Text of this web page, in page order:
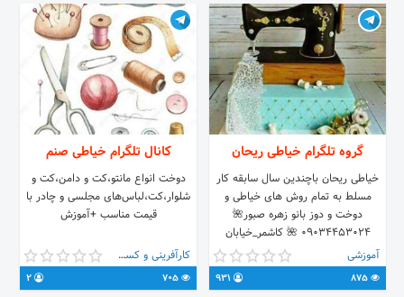
گروه تلگرام خیاطی ریحان
خیاطی ریحان باچندین سال سابقه کار
مسلط به تمام روش های خیاطی و
دوخت و دوز بانو زهره صبور🌺
09034453024 🌺 کاشمر_خیابان
قایم۳۲چهارراه اول سمت چپ پلاک16
ساعت کاری 🌺صبح7_12 عصر15_18🌺
تاریخ افتتاح گروه1400/4/30 ارتباط با
آموزشی
کانال تلگرام خیاطی صنم
دوخت انواع مانتو،کت و دامن،کت و
شلوار،کت،لباس‌های مجلسی و چادر با
قیمت مناسب +آموزش
کارآفرینی و کسب و کار